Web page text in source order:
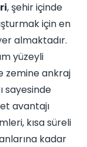
, şehir içinde
için en
almaktadır.
yüzeyli
zemine ankraj
sayesinde
avantajı
kısa süreli
kadar